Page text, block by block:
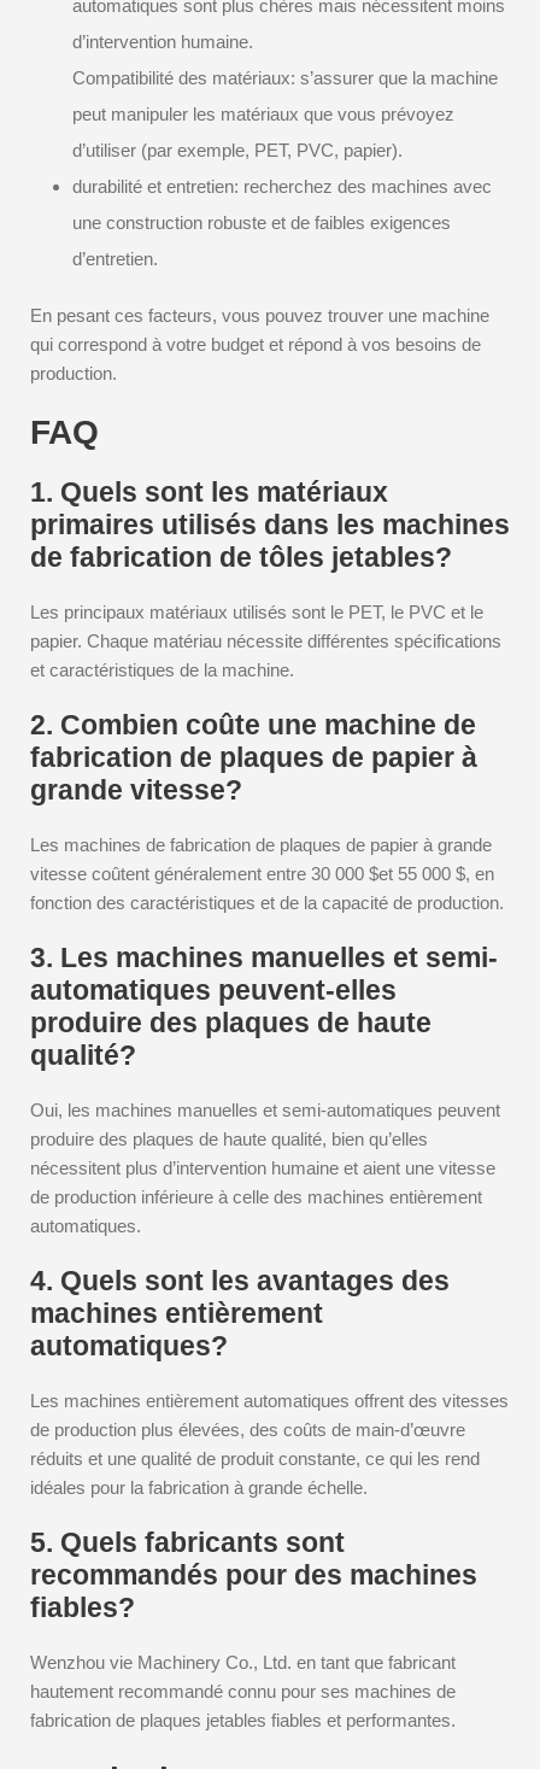
automatiques sont plus chères mais nécessitent moins
d’intervention humaine.
Compatibilité des matériaux: s’assurer que la machine
peut manipuler les matériaux que vous prévoyez
d’utiliser (par exemple, PET, PVC, papier).
durabilité et entretien: recherchez des machines avec
une construction robuste et de faibles exigences
d’entretien.
En pesant ces facteurs, vous pouvez trouver une machine
qui correspond à votre budget et répond à vos besoins de
production.
FAQ
1. Quels sont les matériaux
primaires utilisés dans les machines
de fabrication de tôles jetables?
Les principaux matériaux utilisés sont le PET, le PVC et le
papier. Chaque matériau nécessite différentes spécifications
et caractéristiques de la machine.
2. Combien coûte une machine de
fabrication de plaques de papier à
grande vitesse?
Les machines de fabrication de plaques de papier à grande
vitesse coûtent généralement entre 30 000 $et 55 000 $, en
fonction des caractéristiques et de la capacité de production.
3. Les machines manuelles et semi-
automatiques peuvent-elles
produire des plaques de haute
qualité?
Oui, les machines manuelles et semi-automatiques peuvent
produire des plaques de haute qualité, bien qu’elles
nécessitent plus d’intervention humaine et aient une vitesse
de production inférieure à celle des machines entièrement
automatiques.
4. Quels sont les avantages des
machines entièrement
automatiques?
Les machines entièrement automatiques offrent des vitesses
de production plus élevées, des coûts de main-d’œuvre
réduits et une qualité de produit constante, ce qui les rend
idéales pour la fabrication à grande échelle.
5. Quels fabricants sont
recommandés pour des machines
fiables?
Wenzhou vie Machinery Co., Ltd. en tant que fabricant
hautement recommandé connu pour ses machines de
fabrication de plaques jetables fiables et performantes.